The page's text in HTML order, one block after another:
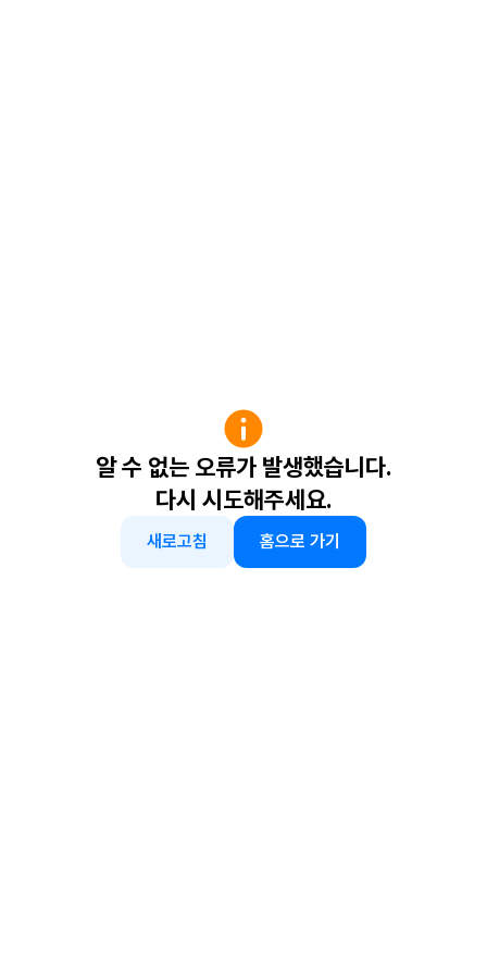
알 수 없는 오류가 발생했습니다.
다시 시도해주세요.
새로고침 홈으로 가기